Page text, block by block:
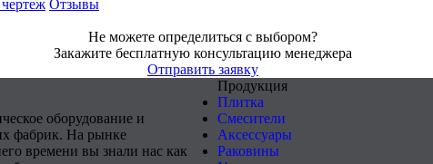
Отзывы
Не можете определиться с выбором?
Закажите бесплатную консультацию менеджера
Отправить заявку
оборудование и
фабрик. На рынке
времени вы знали нас как
Продукция
Плитка
Смесители
Аксессуары
Раковины